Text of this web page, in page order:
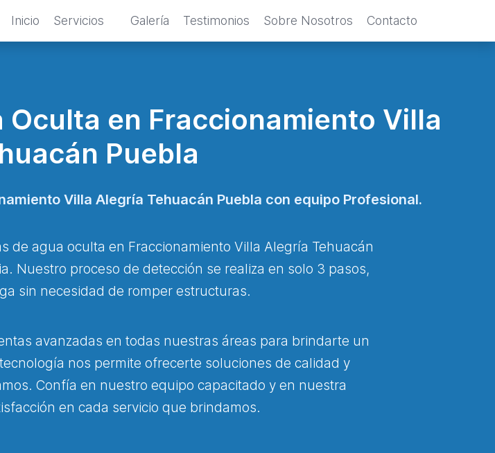
Inicio Servicios Galería Testimonios Sobre Nosotros Contacto
en Fraccionamiento Villa
Puebla
Villa Alegría Tehuacán Puebla con equipo Profesional.
de agua oculta en Fraccionamiento Villa Alegría Tehuacán
Nuestro proceso de detección se realiza en solo 3 pasos,
sin necesidad de romper estructuras.
avanzadas en todas nuestras áreas para brindarte un
nos permite ofrecerte soluciones de calidad y
Confía en nuestro equipo capacitado y en nuestra
en cada servicio que brindamos.